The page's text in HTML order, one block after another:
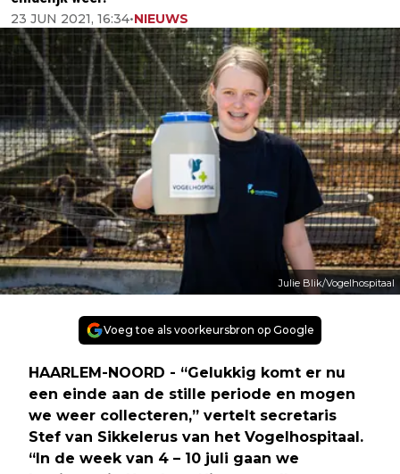
23 JUN 2021, 16:34•NIEUWS
Julie Blik/Vogelhospitaal
Voeg toe als voorkeursbron op Google
HAARLEM-NOORD - “Gelukkig komt er nu
een einde aan de stille periode en mogen
we weer collecteren,” vertelt secretaris
Stef van Sikkelerus van het Vogelhospitaal.
“In de week van 4 – 10 juli gaan we